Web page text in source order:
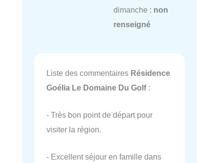
dimanche : non
renseigné
Liste des commentaires Résidence
Goélia Le Domaine Du Golf:
- Très bon point de départ pour
visiter la région.
- Excellent séjour en famille dans